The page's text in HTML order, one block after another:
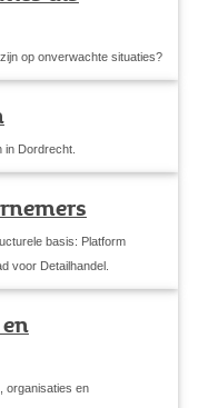
op onverwachte situaties?
in Dordrecht.
basis: Platform
voor Detailhandel.
organisaties en